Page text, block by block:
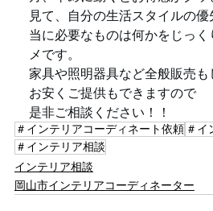
見て、自分の生活スタイルの
当に必要なものは何かをじっ
メです。
家具や照明器具など全般販売
お安くご提供もできますので
是非ご相談ください！！
＃インテリアコーディネート依頼 ＃イ
＃インテリア相談
インテリア相談
岡山市インテリアコーディネーター